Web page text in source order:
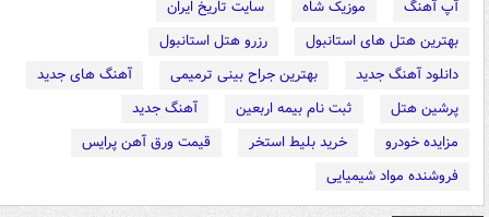
آپ آهنگ موزیک شاه
سایت تاریخ ایران
بهترین هتل های استانبول
رزرو هتل استانبول
دانلود آهنگ جدید
بهترین جراح بینی ترمیمی
آهنگ های جدید
پرشین هتل
ثبت نام بیمه اربعین
آهنگ جدید
مزایده خودرو
خرید بلیط استخر
قیمت ورق آهن پرایس
فروشنده مواد شیمیایی